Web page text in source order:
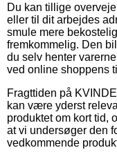
Du kan tillige
eller til dit arbejdes
smule mere
fremkommelig. Den
du selv henter
ved online shoppens
Fragttiden på
kan være yderst
produktet om kort tid,
at vi undersøger den
vedkommende